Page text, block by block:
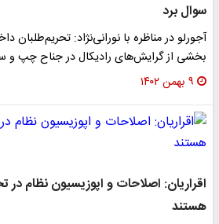
سوال برد
آجورلو در مناظره با نورانی‌نژاد: تحریم‌طلبان
بخشی از گرایش‌های رادیکال در جناح چپ و
۹ بهمن ۱۴۰۲
اقراریان: اصلاحات و اپوزیسیون نظام در
هستند